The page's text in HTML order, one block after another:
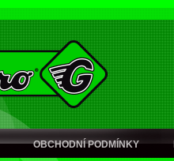
OBCHODNÍ PODMÍNKY